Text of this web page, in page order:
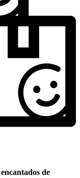
de